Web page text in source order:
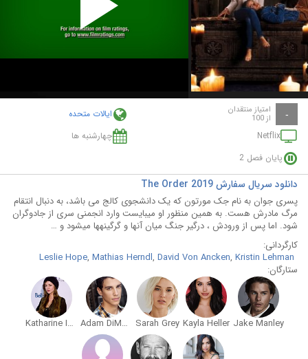
Play
Video
- امتیاز منتقدان
از 100
ایالات متحده
Netflix
چهارشنبه ها
پایان فصل 2
دانلود سریال سفارش The Order 2019
پسری جوان به نام جک مورتون که یک دانشجوی کالج می‎ باشد، به دنبال انتقام
مرگ مادرش هست. به همین منظور او می‎بایست وارد انجمنی سری از جادوگران
شود. اما پس از ورودش ، درگیر جنگ میان آنها و گرگینه‎ها می‎شود و …
کارگردانی:
Leslie Hope, Mathias Herndl, David Von Ancken, Kristin Lehman
ستارگان:
Jake Manley
Kayla Heller
Sarah Grey
Adam DiMarco
Katharine Isabelle